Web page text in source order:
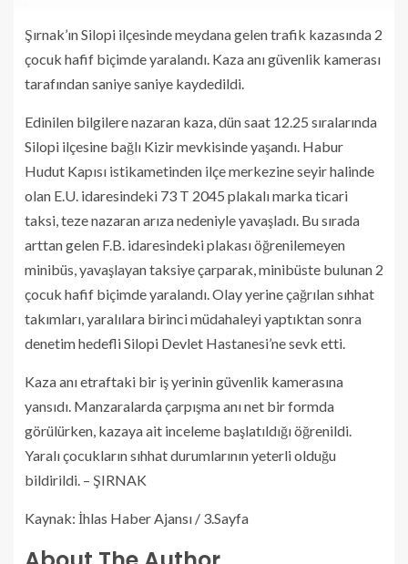
Şırnak’ın Silopi ilçesinde meydana gelen trafik kazasında 2
çocuk hafif biçimde yaralandı. Kaza anı güvenlik kamerası
tarafından saniye saniye kaydedildi.
Edinilen bilgilere nazaran kaza, dün saat 12.25 sıralarında
Silopi ilçesine bağlı Kizir mevkisinde yaşandı. Habur
Hudut Kapısı istikametinden ilçe merkezine seyir halinde
olan E.U. idaresindeki 73 T 2045 plakalı marka ticari
taksi, teze nazaran arıza nedeniyle yavaşladı. Bu sırada
arttan gelen F.B. idaresindeki plakası öğrenilemeyen
minibüs, yavaşlayan taksiye çarparak, minibüste bulunan 2
çocuk hafif biçimde yaralandı. Olay yerine çağrılan sıhhat
takımları, yaralılara birinci müdahaleyi yaptıktan sonra
denetim hedefli Silopi Devlet Hastanesi’ne sevk etti.
Kaza anı etraftaki bir iş yerinin güvenlik kamerasına
yansıdı. Manzaralarda çarpışma anı net bir formda
görülürken, kazaya ait inceleme başlatıldığı öğrenildi.
Yaralı çocukların sıhhat durumlarının yeterli olduğu
bildirildi. – ŞIRNAK
Kaynak: İhlas Haber Ajansı / 3.Sayfa